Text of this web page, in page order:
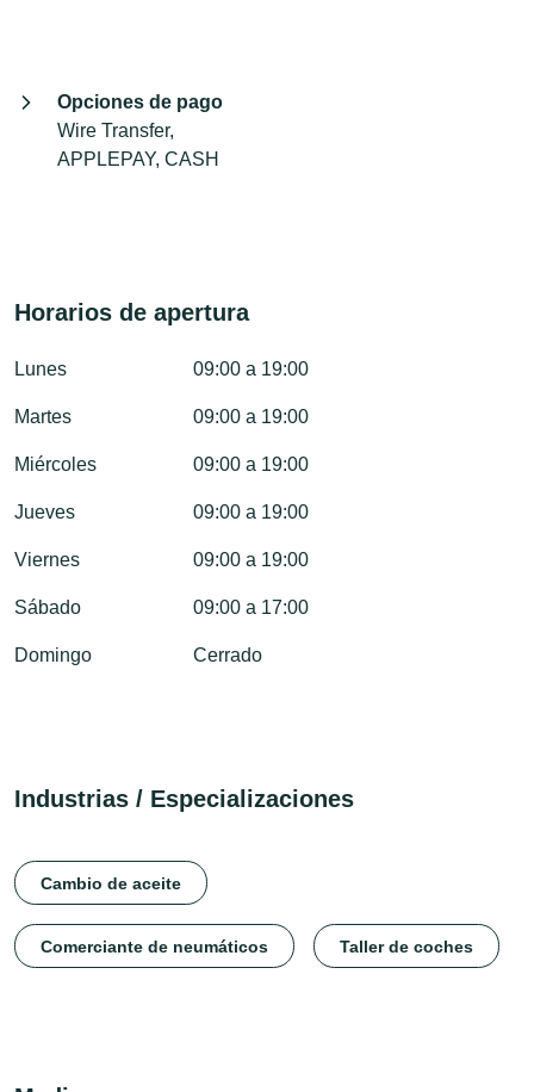
Opciones de pago
Wire Transfer,
APPLEPAY, CASH
Horarios de apertura
Lunes 09:00 a 19:00
Martes 09:00 a 19:00
Miércoles 09:00 a 19:00
Jueves 09:00 a 19:00
Viernes 09:00 a 19:00
Sábado 09:00 a 17:00
Domingo Cerrado
Industrias / Especializaciones
Cambio de aceite
Comerciante de neumáticos Taller de coches